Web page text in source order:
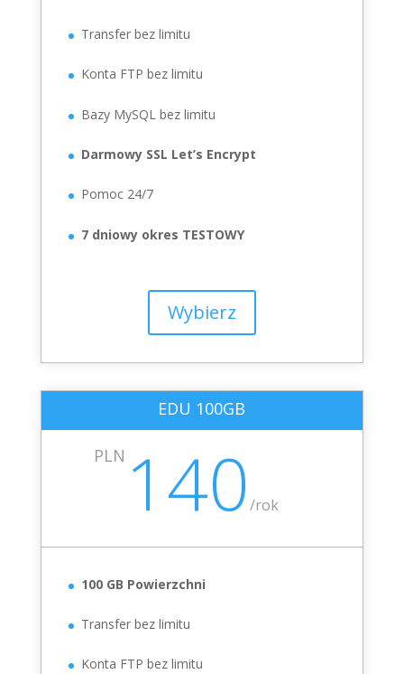
Transfer bez limitu
Konta FTP bez limitu
Bazy MySQL bez limitu
Darmowy SSL Let’s Encrypt
Pomoc 24/7
7 dniowy okres TESTOWY
Wybierz
EDU 100GB
PLN 140 /rok
100 GB Powierzchni
Transfer bez limitu
Konta FTP bez limitu